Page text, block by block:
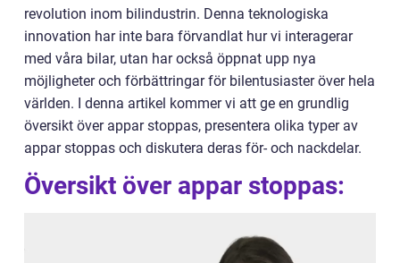
revolution inom bilindustrin. Denna teknologiska
innovation har inte bara förvandlat hur vi interagerar
med våra bilar, utan har också öppnat upp nya
möjligheter och förbättringar för bilentusiaster över hela
världen. I denna artikel kommer vi att ge en grundlig
översikt över appar stoppas, presentera olika typer av
appar stoppas och diskutera deras för- och nackdelar.
Översikt över appar stoppas: